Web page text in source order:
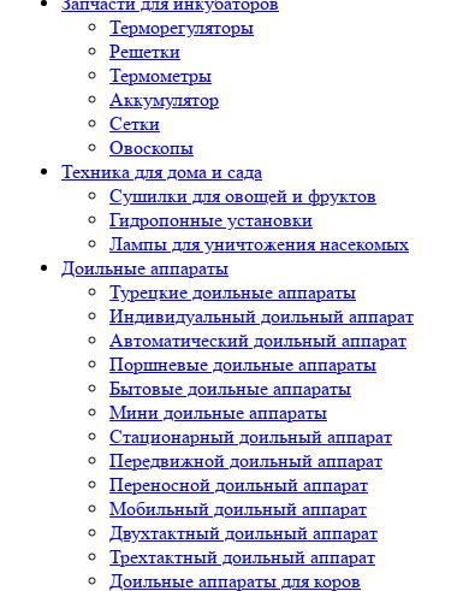
Терморегуляторы
Решетки
Термометры
Аккумулятор
Сетки
Овоскопы
Техника для дома и сада
Сушилки для овощей и фруктов
Гидропонные установки
Лампы для уничтожения насекомых
Доильные аппараты
Турецкие доильные аппараты
Индивидуальный доильный аппарат
Автоматический доильный аппарат
Поршневые доильные аппараты
Бытовые доильные аппараты
Мини доильные аппараты
Стационарный доильный аппарат
Передвижной доильный аппарат
Переносной доильный аппарат
Мобильный доильный аппарат
Двухтактный доильный аппарат
Трехтактный доильный аппарат
Доильные аппараты для коров